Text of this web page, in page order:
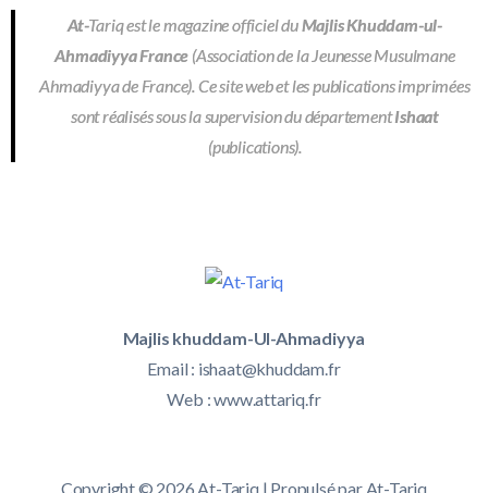
At-Tariq est le magazine officiel duMajlis Khuddam-ul-
Ahmadiyya France (Association de la Jeunesse Musulmane
Ahmadiyya de France). Ce site web et les publications imprimées
sont réalisés sous la supervision du départementIshaat
(publications).
Majlis khuddam-Ul-Ahmadiyya
Email : ishaat@khuddam.fr
Web : www.attariq.fr
Copyright © 2026 At-Tariq | Propulsé par At-Tariq